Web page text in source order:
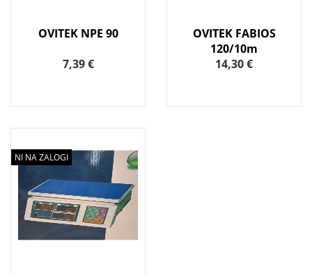
OVITEK NPE 90
7,39 €
OVITEK FABIOS
120/10m
14,30 €
NI NA ZALOGI